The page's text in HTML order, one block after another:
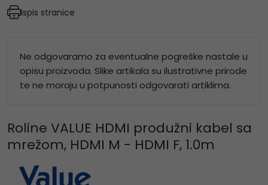
Ispis stranice
Ne odgovaramo za eventualne pogreške nastale u
opisu proizvoda. Slike artikala su ilustrativne prirode
te ne moraju u potpunosti odgovarati artiklima.
Roline VALUE HDMI produžni kabel sa
mrežom, HDMI M - HDMI F, 1.0m